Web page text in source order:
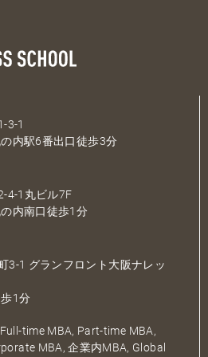
3-1
内駅6番出口徒歩3分
4-1丸ビル7F
内南口徒歩1分
3-1 グランフロント大阪ナレッ
1分
time MBA, Part-time MBA,
MBA, 企業内MBA, Global